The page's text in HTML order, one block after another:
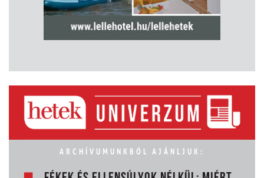
ARCHÍVUMUNKBÓL AJÁNLJUK: